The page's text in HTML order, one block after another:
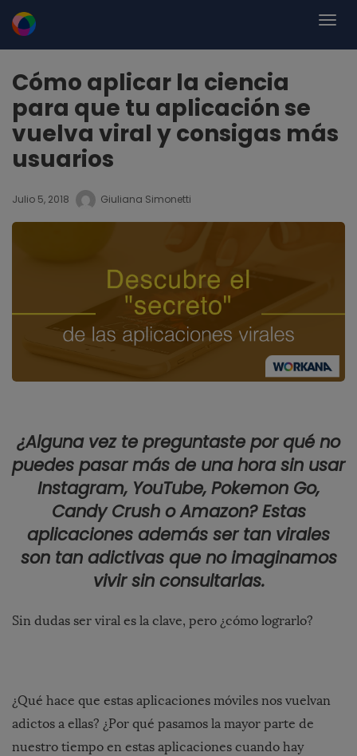
Cómo aplicar la ciencia
para que tu aplicación se
vuelva viral y consigas más
usuarios
Julio 5, 2018 Giuliana Simonetti
¿Alguna vez te preguntaste por qué no
puedes pasar más de una hora sin usar
Instagram, YouTube, Pokemon Go,
Candy Crush o Amazon? Estas
aplicaciones además ser tan virales
son tan adictivas que no imaginamos
vivir sin consultarlas.
Sin dudas ser viral es la clave, pero ¿cómo lograrlo?
¿Qué hace que estas aplicaciones móviles nos vuelvan
adictos a ellas? ¿Por qué pasamos la mayor parte de
nuestro tiempo en estas aplicaciones cuando hay